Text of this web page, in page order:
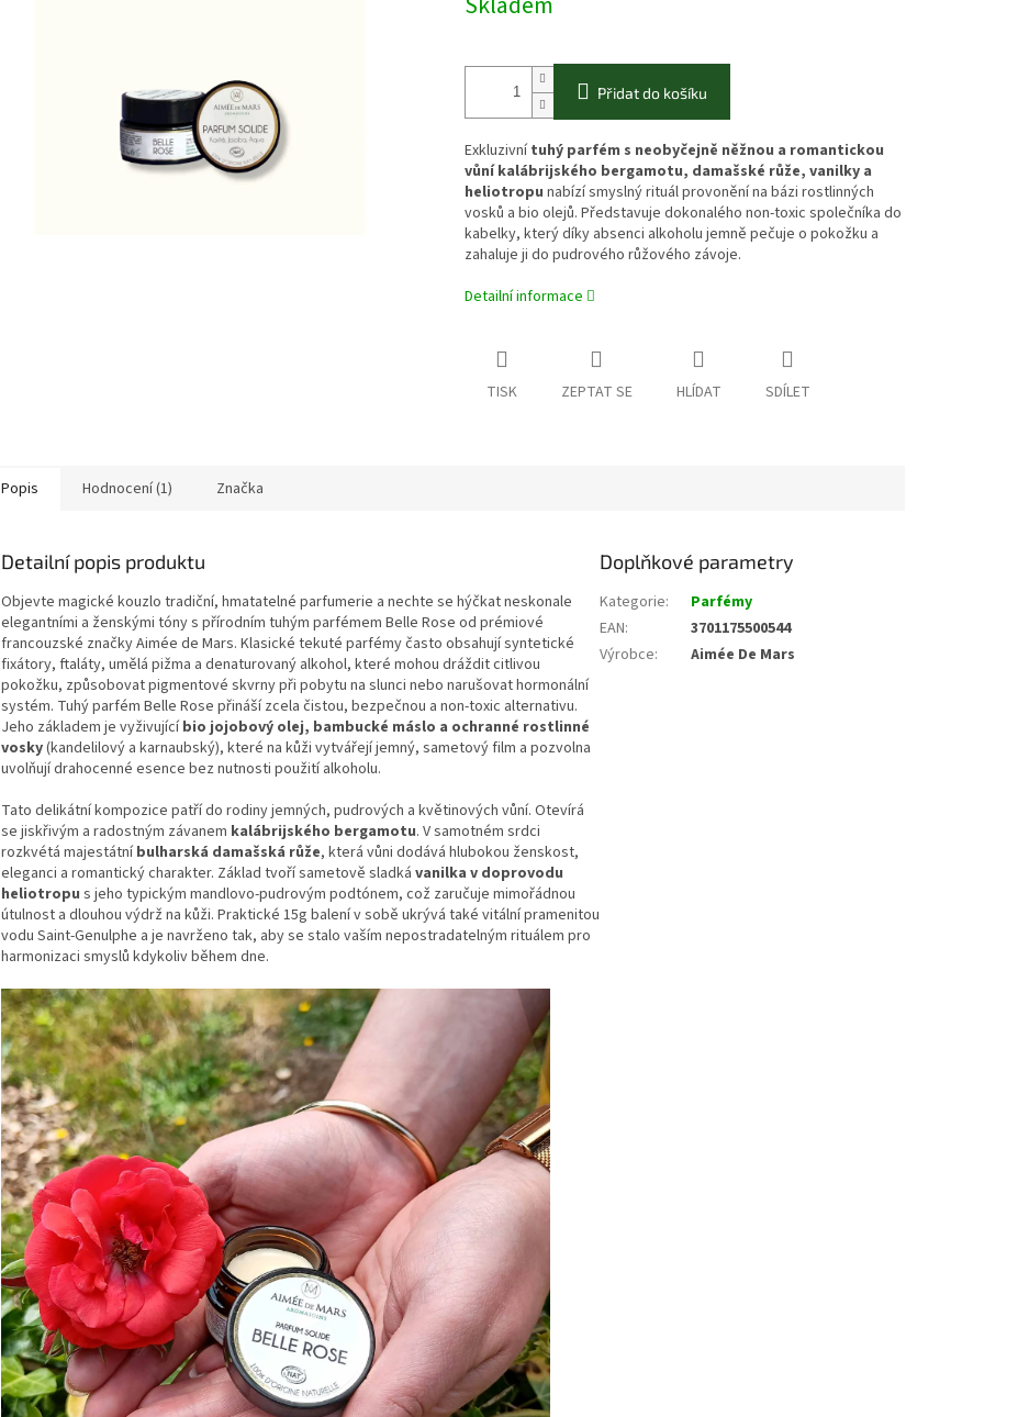
Přidat do košíku
Exkluzivnítuhý parfém s neobyčejně něžnou a romantickou
vůní kalábrijského bergamotu, damašské růže, vanilky a
heliotropu nabízí smyslný rituál provonění na bázi rostlinných
vosků a bio olejů. Představuje dokonalého non-toxic společníka do
kabelky, který díky absenci alkoholu jemně pečuje o pokožku a
zahaluje ji do pudrového růžového závoje.
Detailní informace
TISK ZEPTAT SE HLÍDAT SDÍLET
Popis Hodnocení (1) Značka
Detailní popis produktu
Objevte magické kouzlo tradiční, hmatatelné parfumerie a nechte se hýčkat neskonale
elegantními a ženskými tóny s přírodním tuhým parfémem Belle Rose od prémiové
francouzské značky Aimée de Mars. Klasické tekuté parfémy často obsahují syntetické
fixátory, ftaláty, umělá pižma a denaturovaný alkohol, které mohou dráždit citlivou
pokožku, způsobovat pigmentové skvrny při pobytu na slunci nebo narušovat hormonální
systém. Tuhý parfém Belle Rose přináší zcela čistou, bezpečnou a non-toxic alternativu.
Jeho základem je vyživujícíbio jojobový olej, bambucké máslo a ochranné rostlinné
vosky(kandelilový a karnaubský), které na kůži vytvářejí jemný, sametový film a pozvolna
uvolňují drahocenné esence bez nutnosti použití alkoholu.
Tato delikátní kompozice patří do rodiny jemných, pudrových a květinových vůní. Otevírá
se jiskřivým a radostným závanem kalábrijského bergamotu. V samotném srdci
rozkvétá majestátníbulharská damašská růže, která vůni dodává hlubokou ženskost,
eleganci a romantický charakter. Základ tvoří sametově sladká vanilka v doprovodu
heliotropu s jeho typickým mandlovo-pudrovým podtónem, což zaručuje mimořádnou
útulnost a dlouhou výdrž na kůži. Praktické 15g balení v sobě ukrývá také vitální pramenitou
vodu Saint-Genulphe a je navrženo tak, aby se stalo vaším nepostradatelným rituálem pro
harmonizaci smyslů kdykoliv během dne.
Doplňkové parametry
Kategorie:
Parfémy
EAN:
3701175500544
Výrobce: Aimée De Mars